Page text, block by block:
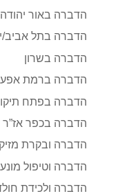
הדברה באור יהודה
הדברה בתל אביב/
הדברה בשרון
הדברה ברמת
הדברה בפתח
הדברה בכפר אז”ר
הדברה ובקרת
הדברה וטיפול מונע
הדברה ולכידת